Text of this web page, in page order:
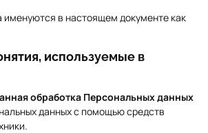
именуются в настоящем документе как
используемые в
обработка Персональных данных
данных с помощью средств